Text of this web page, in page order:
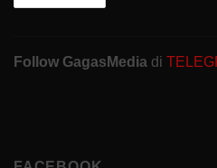
Follow GagasMedia di